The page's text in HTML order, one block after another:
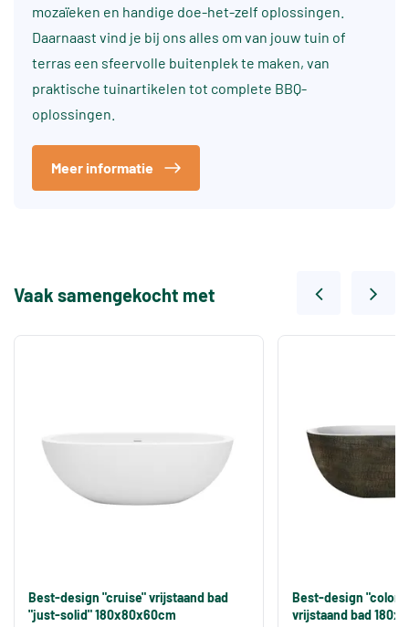
mozaïeken en handige doe-het-zelf oplossingen.
Daarnaast vind je bij ons alles om van jouw tuin of
terras een sfeervolle buitenplek te maken, van
praktische tuinartikelen tot complete BBQ-
oplossingen.
Meer informatie
Vaak samengekocht met
Best-design "cruise" vrijstaand bad
"just-solid" 180x80x60cm
Best-design
vrijstaand bad